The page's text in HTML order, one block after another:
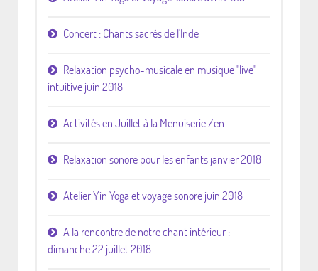
Concert : Chants sacrés de l'Inde
Relaxation psycho-musicale en musique "live"
intuitive juin 2018
Activités en Juillet à la Menuiserie Zen
Relaxation sonore pour les enfants janvier 2018
Atelier Yin Yoga et voyage sonore juin 2018
A la rencontre de notre chant intérieur :
dimanche 22 juillet 2018